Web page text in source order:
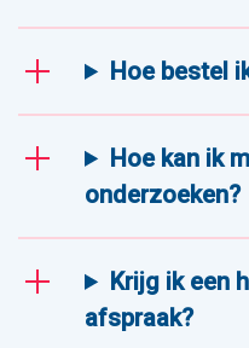
Hoe bestel
Hoe kan ik
onderzoeken?
Krijg ik een
afspraak?